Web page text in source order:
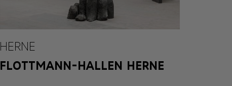
HERNE
FLOTTMANN-HALLEN HERNE